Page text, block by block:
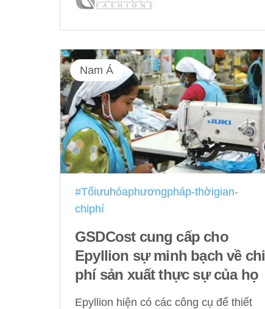
Nam Á
#Tốiưuhóaphươngpháp-thờigian-
chiphí
GSDCost cung cấp cho
Epyllion sự minh bạch về chi
phí sản xuất thực sự của họ
Epyllion hiện có các công cụ để thiết